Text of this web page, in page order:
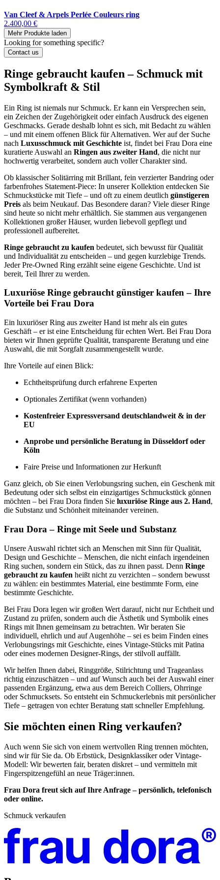
Van Cleef & Arpels Perlée Couleurs ring
2.400,00 €
Mehr Produkte laden
Looking for something specific?
Contact us
Ringe gebraucht kaufen – Schmuck mit
Symbolkraft & Stil
Ein Ring ist niemals nur Schmuck. Er kann ein Versprechen sein,
ein Zeichen der Zugehörigkeit oder einfach Ausdruck des eigenen
Geschmacks. Gerade deshalb lohnt es sich, mit Bedacht zu wählen
– und mit einem offenen Blick für Alternativen. Wer auf der Suche
nach Luxusschmuck mit Geschichte ist, findet bei Frau Dora eine
kuratierte Auswahl an Ringen aus zweiter Hand, die nicht nur
hochwertig verarbeitet, sondern auch voller Charakter sind.
Ob klassischer Solitärring mit Brillant, fein verzierter Bandring oder
farbenfrohes Statement-Piece: In unserer Kollektion entdecken Sie
Schmuckstücke mit Tiefe – und oft zu einem deutlich günstigeren
Preis als beim Neukauf. Das Besondere daran? Viele dieser Ringe
sind heute so nicht mehr erhältlich. Sie stammen aus vergangenen
Kollektionen großer Häuser, wurden liebevoll gepflegt und
professionell aufbereitet.
Ringe gebraucht zu kaufen bedeutet, sich bewusst für Qualität
und Individualität zu entscheiden – und gegen kurzlebige Trends.
Jeder Pre-Owned Ring erzählt seine eigene Geschichte. Und ist
bereit, Teil Ihrer zu werden.
Luxuriöse Ringe gebraucht günstiger kaufen – Ihre
Vorteile bei Frau Dora
Ein luxuriöser Ring aus zweiter Hand ist mehr als ein gutes
Geschäft – er ist eine Entscheidung für echten Wert. Bei Frau Dora
bieten wir Ihnen geprüfte Qualität, transparente Beratung und eine
Auswahl, die mit Sorgfalt zusammengestellt wurde.
Ihre Vorteile auf einen Blick:
Echtheitsprüfung durch erfahrene Experten
Optionales Zertifikat (wenn vorhanden)
Kostenfreier Expressversand deutschlandweit & in der
EU
Anprobe und persönliche Beratung in Düsseldorf oder
Köln
Faire Preise und Informationen zur Herkunft
Ganz gleich, ob Sie einen Verlobungsring suchen, ein Geschenk mit
Bedeutung oder sich selbst ein einzigartiges Schmuckstück gönnen
möchten – bei Frau Dora finden Sie luxuriöse Ringe aus 2. Hand,
die Substanz und Schönheit miteinander vereinen.
Frau Dora – Ringe mit Seele und Substanz
Unsere Auswahl richtet sich an Menschen mit Sinn für Qualität,
Design und Geschichte – Menschen, die nicht einfach irgendeinen
Ring suchen, sondern ein Stück, das zu ihnen passt. Denn Ringe
gebraucht zu kaufen heißt nicht zu verzichten – sondern bewusst
zu wählen: ein bestimmtes Material, eine bestimmte Form, eine
bestimmte Geschichte.
Bei Frau Dora legen wir großen Wert darauf, nicht nur Echtheit und
Zustand zu prüfen, sondern auch die Ästhetik und Symbolik eines
Rings mit Ihnen gemeinsam zu betrachten. Wir beraten Sie
individuell, ehrlich und auf Augenhöhe – sei es beim Finden eines
Verlobungsrings mit Geschichte, eines Vintage-Stücks mit Patina
oder eines modernen Designer-Rings, der stilvoll auffällt.
Wir helfen Ihnen dabei, Ringgröße, Stilrichtung und Trageanlass
richtig einzuschätzen – und auf Wunsch auch bei der Auswahl einer
passenden Ergänzung, etwa aus dem Bereich Colliers, Ohrringe
oder Schmucksets. So entsteht ein Schmuckerlebnis mit persönlicher
Tiefe – getragen von echter Beratung statt schneller Empfehlung.
Sie möchten einen Ring verkaufen?
Auch wenn Sie sich von einem wertvollen Ring trennen möchten,
sind wir für Sie da. Ob Erbstück, Designklassiker oder Vintage-
Modell: Wir bewerten fair, beraten diskret – und vermitteln mit
Fingerspitzengefühl an neue Träger:innen.
Frau Dora freut sich auf Ihre Anfrage – persönlich, telefonisch
oder online.
Schmuck verkaufen